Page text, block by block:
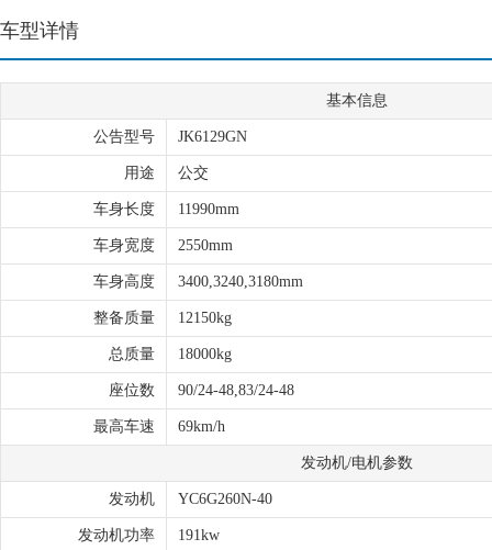
车型详情
基本信息
公告型号 JK6129GN
用途 公交
车身长度 11990mm
车身宽度 2550mm
车身高度 3400,3240,3180mm
整备质量 12150kg
总质量 18000kg
座位数 90/24-48,83/24-48
最高车速 69km/h
发动机/电机参数
发动机 YC6G260N-40
发动机功率 191kw